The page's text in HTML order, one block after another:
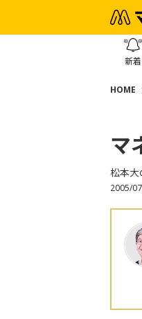
新着
HOME
マ
松本大
2005/